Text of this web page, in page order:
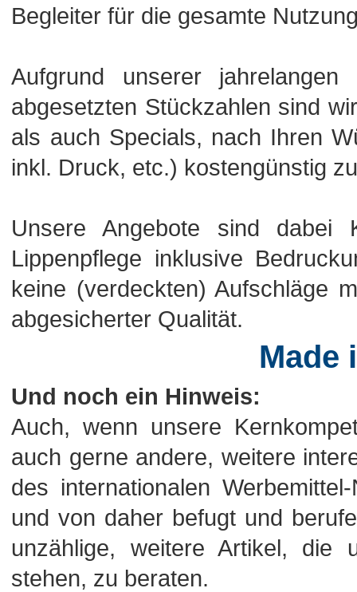
Begleiter für die gesamte
Aufgrund unserer
abgesetzten Stückzahlen sind
als auch Specials, nach Ihren
inkl. Druck, etc.) kostengünstig
Unsere Angebote sind dabei
Lippenpflege inklusive
keine (verdeckten) Aufschläge
abgesicherter Qualität.
Made
Und noch ein Hinweis:
Auch, wenn unsere
auch gerne andere, weitere
des internationalen
und von daher befugt und
unzählige, weitere Artikel, die
stehen, zu beraten.